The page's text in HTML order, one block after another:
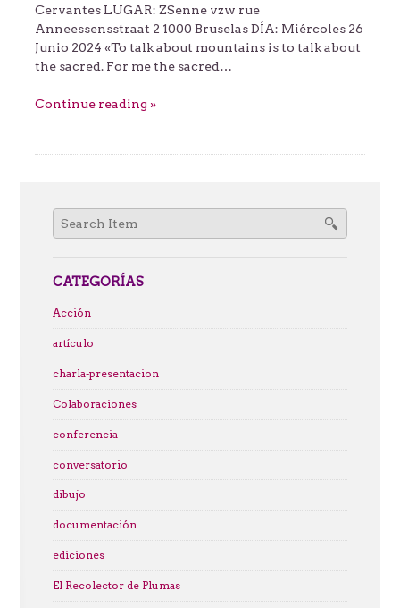
Cervantes LUGAR: ZSenne vzw rue
Anneessensstraat 2 1000 Bruselas DÍA: Miércoles 26
Junio 2024 «To talk about mountains is to talk about
the sacred. For me the sacred…
Continue reading »
Search
for:
CATEGORÍAS
Acción
artículo
charla-presentacion
Colaboraciones
conferencia
conversatorio
dibujo
documentación
ediciones
El Recolector de Plumas